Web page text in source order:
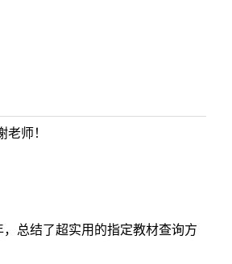
师！
总结了超实用的指定教材查询方